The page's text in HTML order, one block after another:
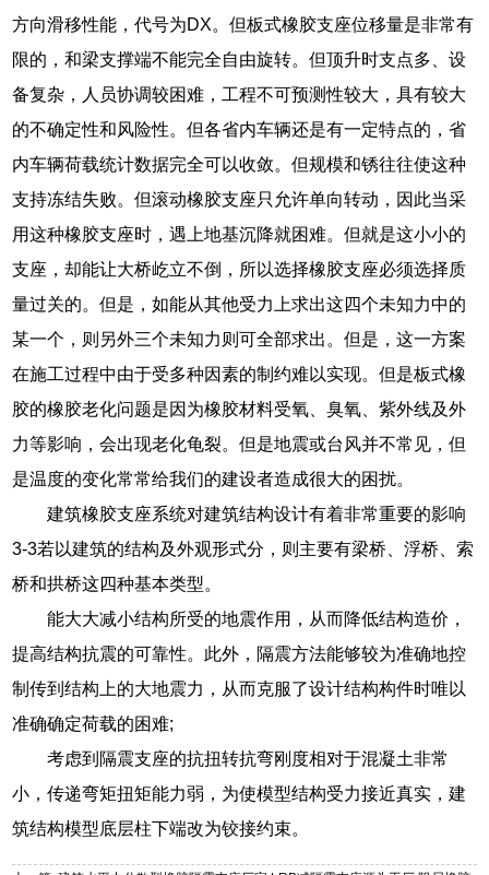
方向滑移性能，代号为DX。但板式橡胶支座位移量是非常有
限的，和梁支撑端不能完全自由旋转。但顶升时支点多、设
备复杂，人员协调较困难，工程不可预测性较大，具有较大
的不确定性和风险性。但各省内车辆还是有一定特点的，省
内车辆荷载统计数据完全可以收敛。但规模和锈往往使这种
支持冻结失败。但滚动橡胶支座只允许单向转动，因此当采
用这种橡胶支座时，遇上地基沉降就困难。但就是这小小的
支座，却能让大桥屹立不倒，所以选择橡胶支座必须选择质
量过关的。但是，如能从其他受力上求出这四个未知力中的
某一个，则另外三个未知力则可全部求出。但是，这一方案
在施工过程中由于受多种因素的制约难以实现。但是板式橡
胶的橡胶老化问题是因为橡胶材料受氧、臭氧、紫外线及外
力等影响，会出现老化龟裂。但是地震或台风并不常见，但
是温度的变化常常给我们的建设者造成很大的困扰。
建筑橡胶支座系统对建筑结构设计有着非常重要的影响
3-3若以建筑的结构及外观形式分，则主要有梁桥、浮桥、索
桥和拱桥这四种基本类型。
能大大减小结构所受的地震作用，从而降低结构造价，
提高结构抗震的可靠性。此外，隔震方法能够较为准确地控
制传到结构上的大地震力，从而克服了设计结构构件时唯以
准确确定荷载的困难;
考虑到隔震支座的抗扭转抗弯刚度相对于混凝土非常
小，传递弯矩扭矩能力弱，为使模型结构受力接近真实，建
筑结构模型底层柱下端改为铰接约束。